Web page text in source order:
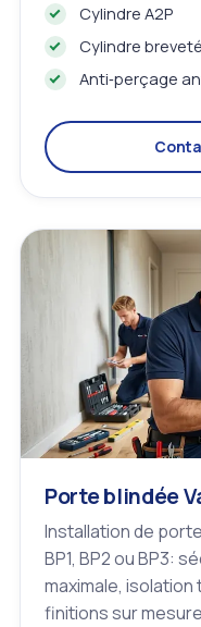
Cylindre A2P
Cylindre breveté
Anti‑perçage
Porte blindée
Installation de
BP1, BP2 ou BP3:
maximale,
finitions sur